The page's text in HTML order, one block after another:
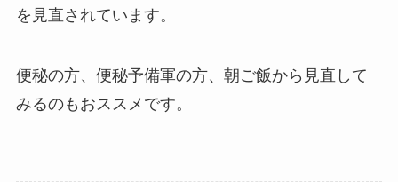
を見直されています。
便秘の方、便秘予備軍の方、朝ご飯から見直して
みるのもおススメです。